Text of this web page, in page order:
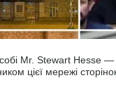
Mr. Stewart Hesse
цієї мережі